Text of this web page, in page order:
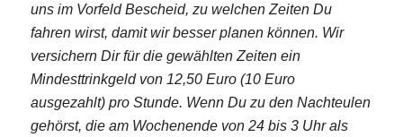
uns im Vorfeld Bescheid, zu welchen Zeiten Du
fahren wirst, damit wir besser planen können. Wir
versichern Dir für die gewählten Zeiten ein
Mindesttrinkgeld von 12,50 Euro (10 Euro
ausgezahlt) pro Stunde. Wenn Du zu den Nachteulen
gehörst, die am Wochenende von 24 bis 3 Uhr als